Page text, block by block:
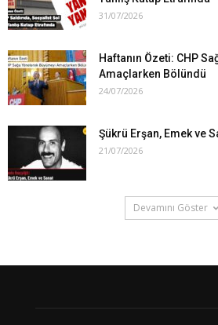
31/07/2026
Haftanın Özeti: CHP
Amaçlarken Bölündü
24/07/2026
Şükrü Erşan, Emek ve
21/07/2026
Devamını Göster